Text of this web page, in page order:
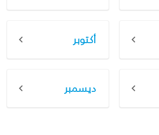
أكتوبر
ديسمبر